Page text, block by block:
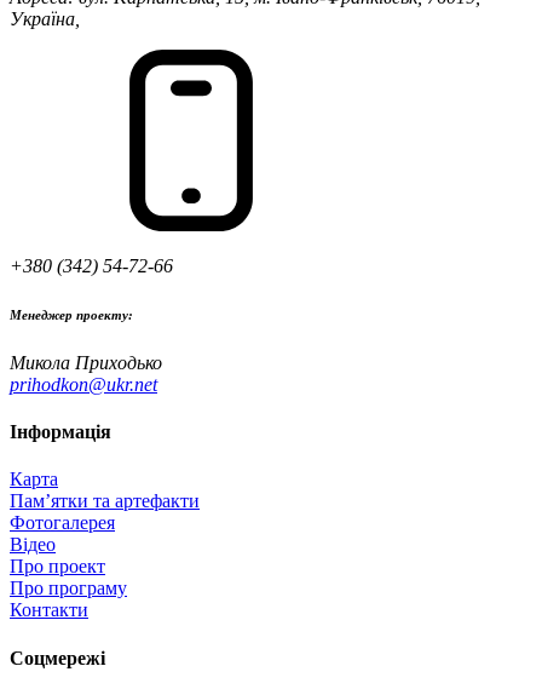
Україна,
+380 (342) 54-72-66
Менеджер проекту:
Микола Приходько
prihodkon@ukr.net
Інформація
Карта
Пам’ятки та артефакти
Фотогалерея
Відео
Про проект
Про програму
Контакти
Соцмережі